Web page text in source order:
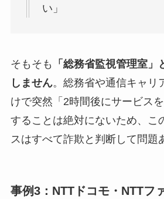
い」
そもそも
「総務省監視管理室
しません。総務省や通信キャリ
けで突然「2時間後にサービス
することは絶対にないため、こ
スはすべて詐欺と判断して問題
事例3：NTTドコモ・NTTフ